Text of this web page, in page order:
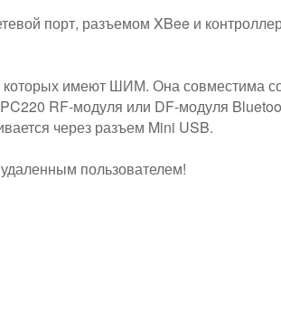
порт, разъемом XBee и
имеют ШИМ. Она совместима
RF-модуля или DF-модуля
через разъем Mini USB.
пользователем!